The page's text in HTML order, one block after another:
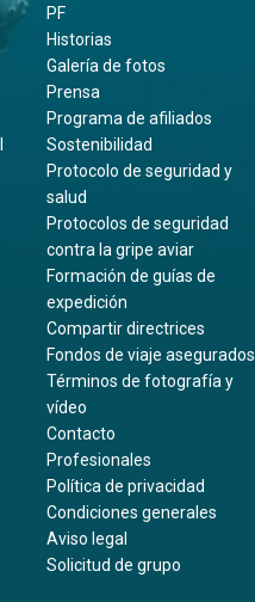
PF
Historias
Galería de fotos
Prensa
Programa de afiliados
Sostenibilidad
Protocolo de seguridad y
salud
Protocolos de seguridad
contra la gripe aviar
Formación de guías de
expedición
Compartir directrices
Fondos de viaje asegurados
Términos de fotografía y
vídeo
Contacto
Profesionales
Política de privacidad
Condiciones generales
Aviso legal
Solicitud de grupo